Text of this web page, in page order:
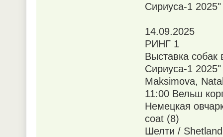
Сириуса-1 2025"
14.09.2025
РИНГ 1
Выставка собак
Сириуса-1 2025"
Maksimova,
11:00 Вельш
Немецкая
coat (8)
Шелти /